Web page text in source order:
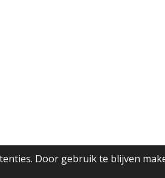
Door gebruik te blijven